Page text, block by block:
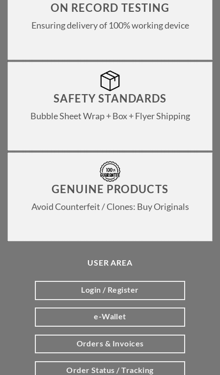
ON RECORD TESTING
Ensuring delivery of 100% working device
SAFETY STANDARDS
Bubble Sheet Wrap + Box + Flyer Shipping
GENUINE PRODUCTS
Avoid Counterfeit / Clones: Buy Originals
USER AREA
Login / Register
e-Wallet
Orders & Invoices
Order Status / Tracking